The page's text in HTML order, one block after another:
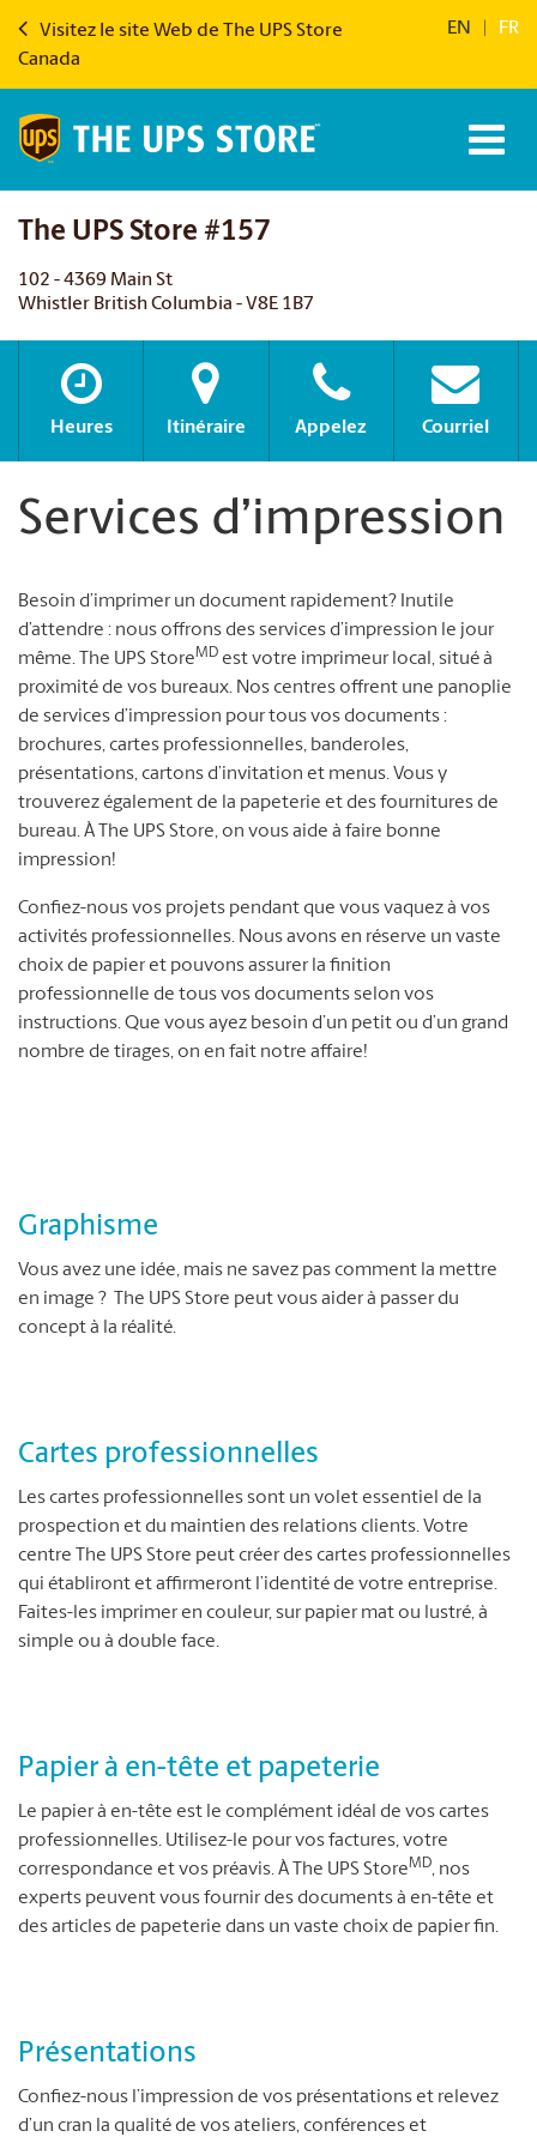
Visitez le site Web de The UPS Store
Canada
EN FR
The UPS Store #157
102 - 4369 Main St
Whistler British Columbia - V8E 1B7
Heures Itinéraire Appelez Courriel
Services d’impression
Besoin d’imprimer un document rapidement? Inutile
d’attendre : nous offrons des services d’impression le jour
même. The UPS StoreMD est votre imprimeur local, situé à
proximité de vos bureaux. Nos centres offrent une panoplie
de services d’impression pour tous vos documents :
brochures, cartes professionnelles, banderoles,
présentations, cartons d’invitation et menus. Vous y
trouverez également de la papeterie et des fournitures de
bureau. À The UPS Store, on vous aide à faire bonne
impression!
Confiez-nous vos projets pendant que vous vaquez à vos
activités professionnelles. Nous avons en réserve un vaste
choix de papier et pouvons assurer la finition
professionnelle de tous vos documents selon vos
instructions. Que vous ayez besoin d’un petit ou d’un grand
nombre de tirages, on en fait notre affaire!
Graphisme
Vous avez une idée, mais ne savez pas comment la mettre
en image ? The UPS Store peut vous aider à passer du
concept à la réalité.
Cartes professionnelles
Les cartes professionnelles sont un volet essentiel de la
prospection et du maintien des relations clients. Votre
centre The UPS Store peut créer des cartes professionnelles
qui établiront et affirmeront l’identité de votre entreprise.
Faites-les imprimer en couleur, sur papier mat ou lustré, à
simple ou à double face.
Papier à en-tête et papeterie
Le papier à en-tête est le complément idéal de vos cartes
professionnelles. Utilisez-le pour vos factures, votre
correspondance et vos préavis. À The UPS StoreMD, nos
experts peuvent vous fournir des documents à en-tête et
des articles de papeterie dans un vaste choix de papier fin.
Présentations
Confiez-nous l’impression de vos présentations et relevez
d’un cran la qualité de vos ateliers, conférences et